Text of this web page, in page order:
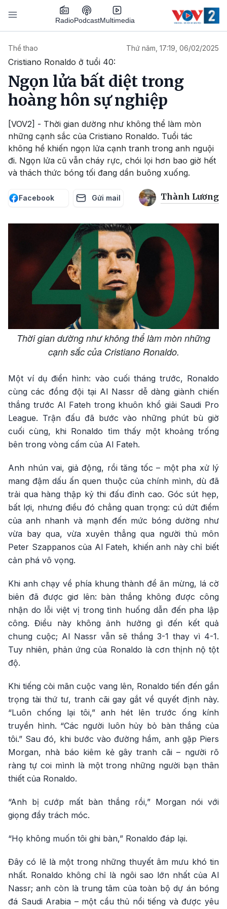
Nhảy đến nội dung
RadioPodcastMultimedia
Thể thao Thứ năm, 17:19, 06/02/2025
Cristiano Ronaldo ở tuổi 40:
Ngọn lửa bất diệt trong
hoàng hôn sự nghiệp
[VOV2] - Thời gian dường như không thể làm mòn
những cạnh sắc của Cristiano Ronaldo. Tuổi tác
không hề khiến ngọn lửa cạnh tranh trong anh nguội
đi. Ngọn lửa cũ vẫn cháy rực, chói lọi hơn bao giờ hết
và thách thức bóng tối đang dần buông xuống.
Facebook Gửi mail Thành Lương
Thời gian dường như không thể làm mòn những
cạnh sắc của Cristiano Ronaldo.
Một ví dụ điển hình: vào cuối tháng trước, Ronaldo
cùng các đồng đội tại Al Nassr dễ dàng giành chiến
thắng trước Al Fateh trong khuôn khổ giải Saudi Pro
League. Trận đấu đã bước vào những phút bù giờ
cuối cùng, khi Ronaldo tìm thấy một khoảng trống
bên trong vòng cấm của Al Fateh.
Anh nhún vai, giả động, rồi tăng tốc – một pha xử lý
mang đậm dấu ấn quen thuộc của chính mình, dù đã
trải qua hàng thập kỷ thi đấu đỉnh cao. Góc sút hẹp,
bất lợi, nhưng điều đó chẳng quan trọng: cú dứt điểm
của anh nhanh và mạnh đến mức bóng dường như
vừa bay qua, vừa xuyên thẳng qua người thủ môn
Peter Szappanos của Al Fateh, khiến anh này chỉ biết
cản phá vô vọng.
Khi anh chạy về phía khung thành để ăn mừng, lá cờ
biên đã được giơ lên: bàn thắng không được công
nhận do lỗi việt vị trong tình huống dẫn đến pha lập
công. Điều này không ảnh hưởng gì đến kết quả
chung cuộc; Al Nassr vẫn sẽ thắng 3-1 thay vì 4-1.
Tuy nhiên, phản ứng của Ronaldo là cơn thịnh nộ tột
độ.
Khi tiếng còi mãn cuộc vang lên, Ronaldo tiến đến gần
trọng tài thứ tư, tranh cãi gay gắt về quyết định này.
“Luôn chống lại tôi,” anh hét lên trước ống kính
truyền hình. “Các người luôn hủy bỏ bàn thắng của
tôi.” Sau đó, khi bước vào đường hầm, anh gặp Piers
Morgan, nhà báo kiêm kẻ gây tranh cãi – người rõ
ràng tự coi mình là một trong những người bạn thân
thiết của Ronaldo.
“Anh bị cướp mất bàn thắng rồi,” Morgan nói với
giọng đầy trách móc.
“Họ không muốn tôi ghi bàn,” Ronaldo đáp lại.
Đây có lẽ là một trong những thuyết âm mưu khó tin
nhất. Ronaldo không chỉ là ngôi sao lớn nhất của Al
Nassr; anh còn là trung tâm của toàn bộ dự án bóng
đá Saudi Arabia – một cầu thủ nổi tiếng và được yêu